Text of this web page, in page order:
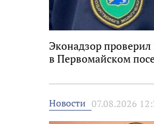
Эконадзор проверил
в Первомайском
Новости 07.08.2026